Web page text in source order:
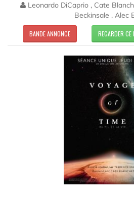
Leonardo DiCaprio , Cate
Beckinsale , Alec
BANDE ANNONCE REGARDER CE